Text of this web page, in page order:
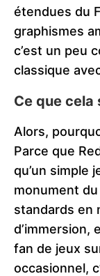
étendues du
graphismes
c’est un peu
classique
Ce que cela
Alors,
Parce que
qu’un simple
monument
standards en
d’immersion,
fan de jeux
occasionnel,